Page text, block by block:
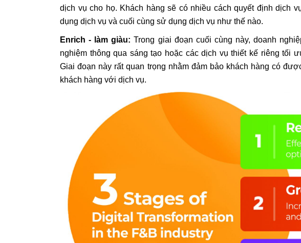
dịch vụ cho họ. Khách hàng sẽ có nhiều cách quyết định dịch
dụng dịch vụ và cuối cùng sử dụng dịch vụ như thế nào.
Enrich - làm giàu: Trong giai đoạn cuối cùng này, doanh
nghiệm thông qua sáng tạo hoặc các dịch vụ thiết kế riêng tối
Giai đoạn này rất quan trọng nhằm đảm bảo khách hàng có
khách hàng với dịch vụ.